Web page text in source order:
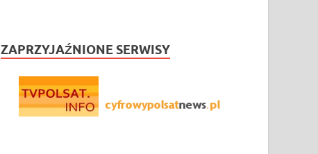
ZAPRZYJAŹNIONE SERWISY